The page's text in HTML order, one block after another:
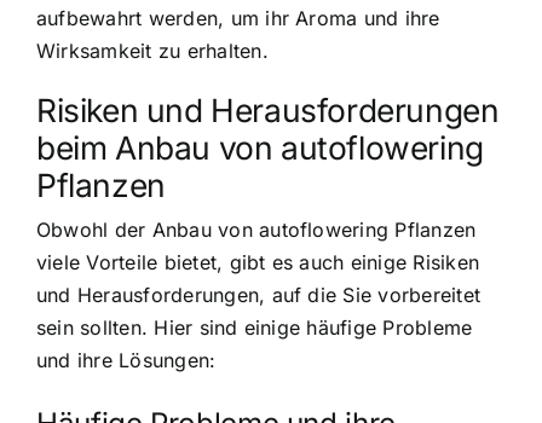
aufbewahrt werden, um ihr Aroma und ihre
Wirksamkeit zu erhalten.
Risiken und Herausforderungen
beim Anbau von autoflowering
Pflanzen
Obwohl der Anbau von autoflowering Pflanzen
viele Vorteile bietet, gibt es auch einige Risiken
und Herausforderungen, auf die Sie vorbereitet
sein sollten. Hier sind einige häufige Probleme
und ihre Lösungen: